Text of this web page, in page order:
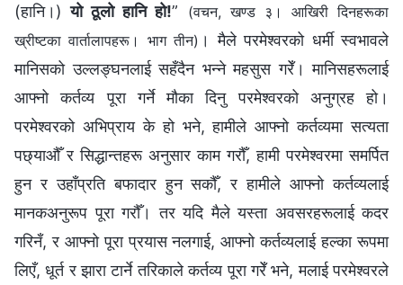
(हानि।) यो ठूलो हानि हो!” (वचन, खण्ड ३। आखिरी दिनहरूका
ख्रीष्टका वार्तालापहरू। भाग तीन) । मैले परमेश्‍वरको धर्मी स्वभावले
मानिसको उल्लङ्घनलाई सहँदैन भन्ने महसुस गरेँ। मानिसहरूलाई
आफ्नो कर्तव्य पूरा गर्ने मौका दिनु परमेश्‍वरको अनुग्रह हो।
परमेश्‍वरको अभिप्राय के हो भने, हामीले आफ्नो कर्तव्यमा सत्यता
पछ्याऔँ र सिद्धान्तहरू अनुसार काम गरौँ, हामी परमेश्‍वरमा समर्पित
हुन र उहाँप्रति बफादार हुन सकौँ, र हामीले आफ्नो कर्तव्यलाई
मानकअनुरूप पूरा गरौँ। तर यदि मैले यस्ता अवसरहरूलाई कदर
गरिनँ, र आफ्नो पूरा प्रयास नलगाई, आफ्नो कर्तव्यलाई हल्का रूपमा
लिएँ, धूर्त र झारा टार्ने तरिकाले कर्तव्य पूरा गरेँ भने, मलाई परमेश्‍वरले